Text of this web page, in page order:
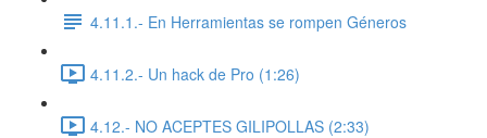
4.11.1.- En Herramientas se rompen Géneros
4.11.2.- Un hack de Pro (1:26)
4.12.- NO ACEPTES GILIPOLLAS (2:33)